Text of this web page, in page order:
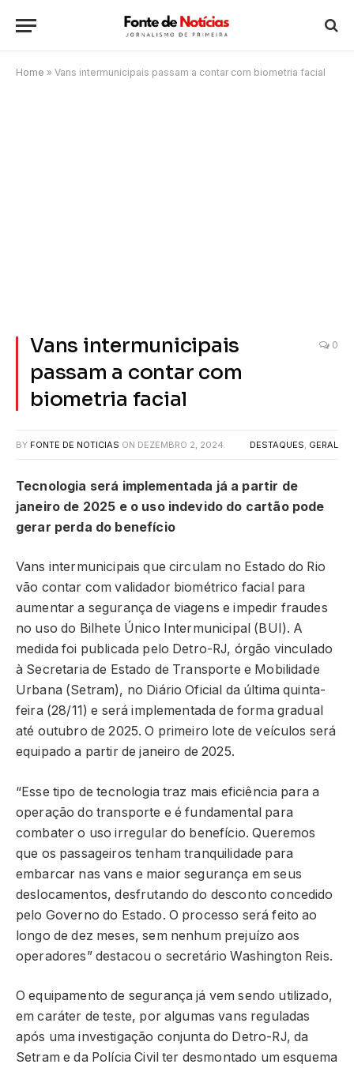
Home » Vans intermunicipais passam a contar com biometria facial
Vans intermunicipais
passam a contar com
biometria facial
0
BY FONTE DE NOTICIAS ON DEZEMBRO 2, 2024 DESTAQUES GERAL
Tecnologia será implementada já a partir de
janeiro de 2025 e o uso indevido do cartão pode
gerar perda do benefício
Vans intermunicipais que circulam no Estado do Rio
vão contar com validador biométrico facial para
aumentar a segurança de viagens e impedir fraudes
no uso do Bilhete Único Intermunicipal (BUI). A
medida foi publicada pelo Detro-RJ, órgão vinculado
à Secretaria de Estado de Transporte e Mobilidade
Urbana (Setram), no Diário Oficial da última quinta-
feira (28/11) e será implementada de forma gradual
até outubro de 2025. O primeiro lote de veículos será
equipado a partir de janeiro de 2025.
“Esse tipo de tecnologia traz mais eficiência para a
operação do transporte e é fundamental para
combater o uso irregular do benefício. Queremos
que os passageiros tenham tranquilidade para
embarcar nas vans e maior segurança em seus
deslocamentos, desfrutando do desconto concedido
pelo Governo do Estado. O processo será feito ao
longo de dez meses, sem nenhum prejuízo aos
operadores” destacou o secretário Washington Reis.
O equipamento de segurança já vem sendo utilizado,
em caráter de teste, por algumas vans reguladas
após uma investigação conjunta do Detro-RJ, da
Setram e da Polícia Civil ter desmontado um esquema